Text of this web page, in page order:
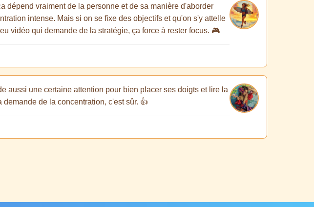
dépend vraiment de la personne et de sa manière d'aborder
intense. Mais si on se fixe des objectifs et qu'on s'y attelle
vidéo qui demande de la stratégie, ça force à rester focus. 🎮
aussi une certaine attention pour bien placer ses doigts et lire la
de la concentration, c'est sûr. 👍